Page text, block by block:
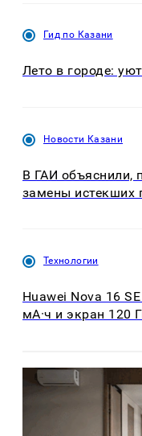
Гид по Казани
Лето в городе:
Новости Казани
В ГАИ объяснили,
замены истекших
Технологии
Huawei Nova 16
мА·ч и экран 120